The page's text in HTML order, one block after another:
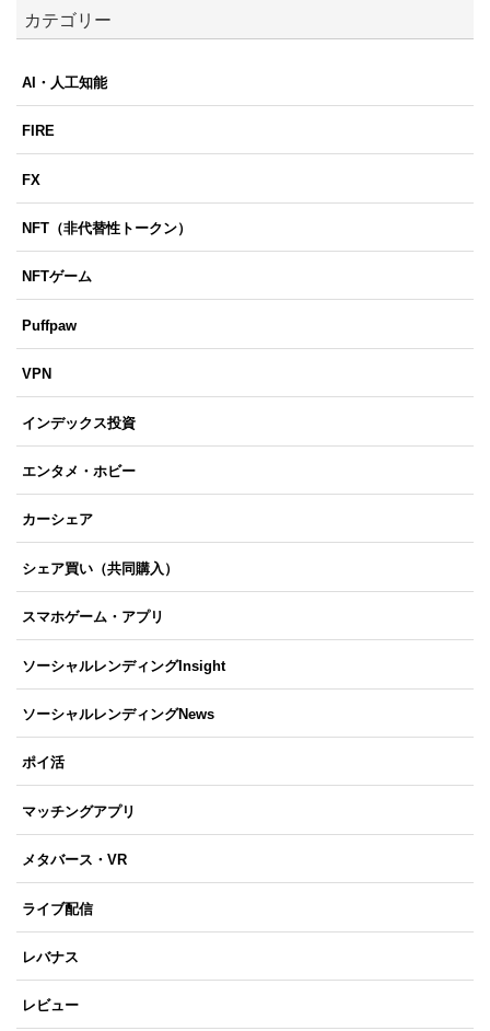
カテゴリー
AI・人工知能
FIRE
FX
NFT（非代替性トークン）
NFTゲーム
Puffpaw
VPN
インデックス投資
エンタメ・ホビー
カーシェア
シェア買い（共同購入）
スマホゲーム・アプリ
ソーシャルレンディングInsight
ソーシャルレンディングNews
ポイ活
マッチングアプリ
メタバース・VR
ライブ配信
レバナス
レビュー